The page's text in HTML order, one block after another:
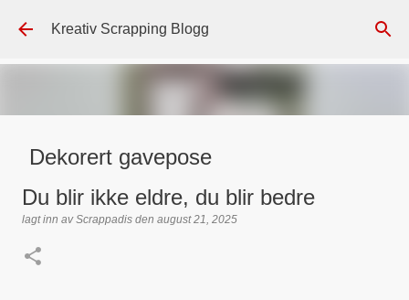
Gå til hovedinnhold
Kreativ Scrapping Blogg
Dekorert gavepose
Du blir ikke eldre, du blir bedre
lagt inn avScrappadis den august 21, 2025